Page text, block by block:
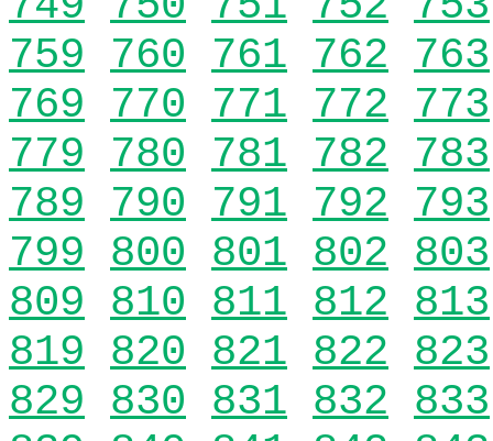
759 760 761 762 763
769 770 771 772 773
779 780 781 782 783
789 790 791 792 793
799 800 801 802 803
809 810 811 812 813
819 820 821 822 823
829 830 831 832 833